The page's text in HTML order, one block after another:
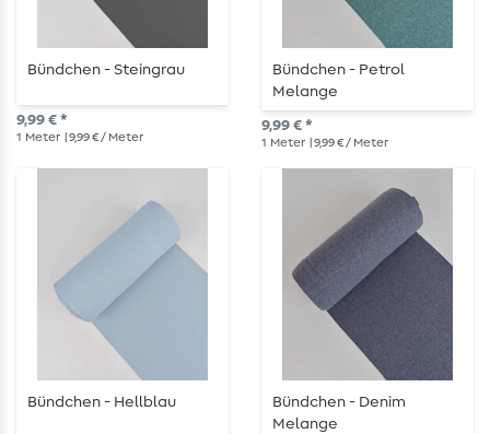
Bündchen - Steingrau
9,99 € *
1 Meter | 9,99 € / Meter
Bündchen - Petrol
Melange
9,99 € *
1 Meter | 9,99 € / Meter
Bündchen - Hellblau
Bündchen - Denim
Melange